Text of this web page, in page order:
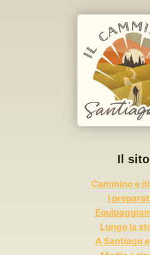
Il sito
Cammino e
I
Lungo la
A Santiago